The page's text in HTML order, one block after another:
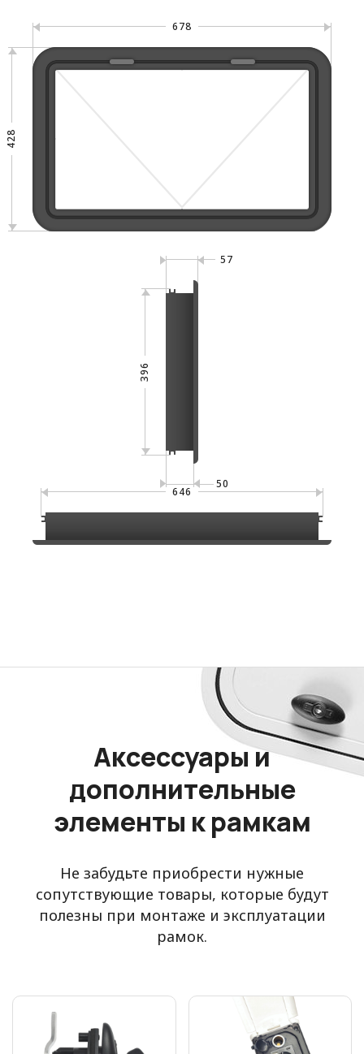
678
428
57
396
50
646
Аксессуары и
дополнительные
элементы к рамкам
Не забудьте приобрести нужные
сопутствующие товары, которые будут
полезны при монтаже и эксплуатации
рамок.